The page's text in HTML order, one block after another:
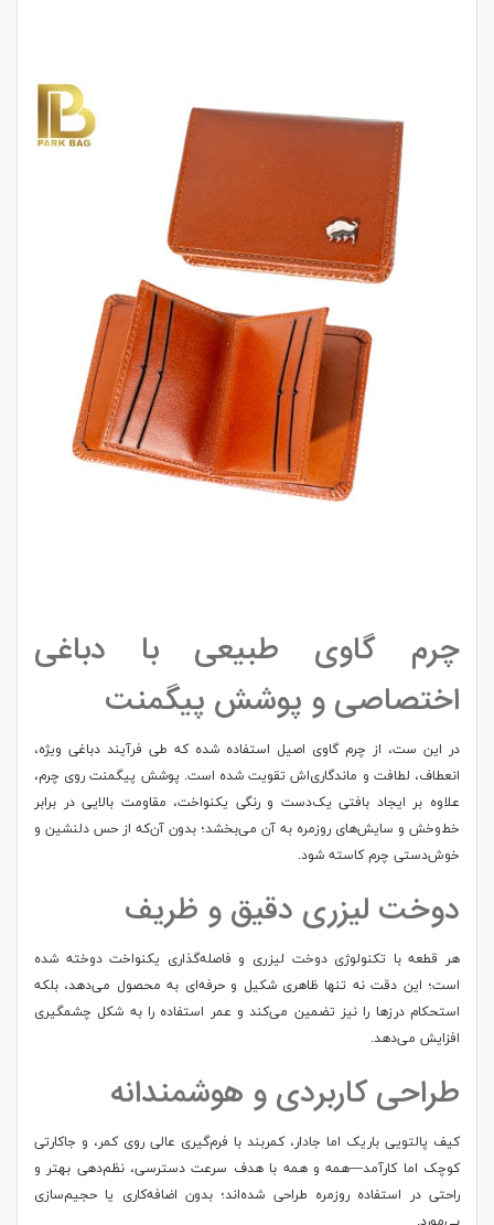
چرم گاوی طبیعی با دباغی
اختصاصی و پوشش پیگمنت
در این ست، از چرم گاوی اصیل استفاده شده که طی فرآیند دباغی ویژه،
انعطاف، لطافت و ماندگاری‌اش تقویت شده است. پوشش پیگمنت روی چرم،
علاوه بر ایجاد بافتی یک‌دست و رنگی یکنواخت، مقاومت بالایی در برابر
خط‌وخش و سایش‌های روزمره به آن می‌بخشد؛ بدون آن‌که از حس دلنشین و
خوش‌دستی چرم کاسته شود.
دوخت لیزری دقیق و ظریف
هر قطعه با تکنولوژی دوخت لیزری و فاصله‌گذاری یکنواخت دوخته شده
است؛ این دقت نه تنها ظاهری شکیل و حرفه‌ای به محصول می‌دهد، بلکه
استحکام درزها را نیز تضمین می‌کند و عمر استفاده را به شکل چشمگیری
افزایش می‌دهد.
طراحی کاربردی و هوشمندانه
کیف پالتویی باریک اما جادار، کمربند با فرم‌گیری عالی روی کمر، و جاکارتی
کوچک اما کارآمد—همه و همه با هدف سرعت دسترسی، نظم‌دهی بهتر و
راحتی در استفاده روزمره طراحی شده‌اند؛ بدون اضافه‌کاری یا حجیم‌سازی